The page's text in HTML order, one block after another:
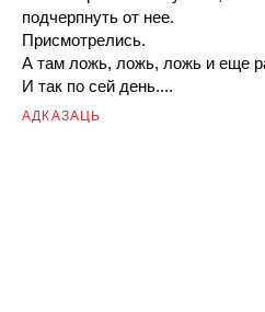
подчерпнуть от нее.
Присмотрелись.
А там ложь, ложь, ложь и еще
И так по сей день....
АДКАЗАЦЬ